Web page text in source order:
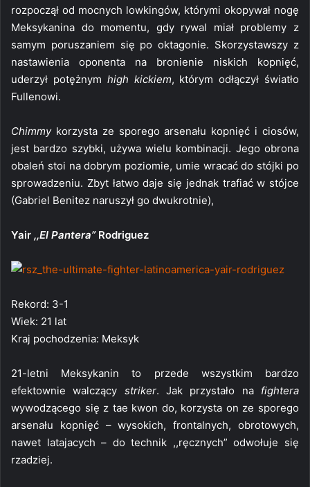
rozpoczął od mocnych lowkingów, którymi okopywał nogę
Meksykanina do momentu, gdy rywal miał problemy z
samym poruszaniem się po oktagonie. Skorzystawszy z
nastawienia oponenta na bronienie niskich kopnięć,
uderzył potężnym high kickiem, którym odłączył światło
Fullenowi.
Chimmykorzysta ze sporego arsenału kopnięć i ciosów,
jest bardzo szybki, używa wielu kombinacji. Jego obrona
obaleń stoi na dobrym poziomie, umie wracać do stójki po
sprowadzeniu. Zbyt łatwo daje się jednak trafiać w stójce
(Gabriel Benitez naruszył go dwukrotnie),
Yair ,,El Pantera”Rodriguez
Rekord: 3-1
Wiek: 21 lat
Kraj pochodzenia: Meksyk
21-letni Meksykanin to przede wszystkim bardzo
efektownie walczący striker. Jak przystało na fightera
wywodzącego się z tae kwon do, korzysta on ze sporego
arsenału kopnięć – wysokich, frontalnych, obrotowych,
nawet latajacych – do technik ,,ręcznych” odwołuje się
rzadziej.